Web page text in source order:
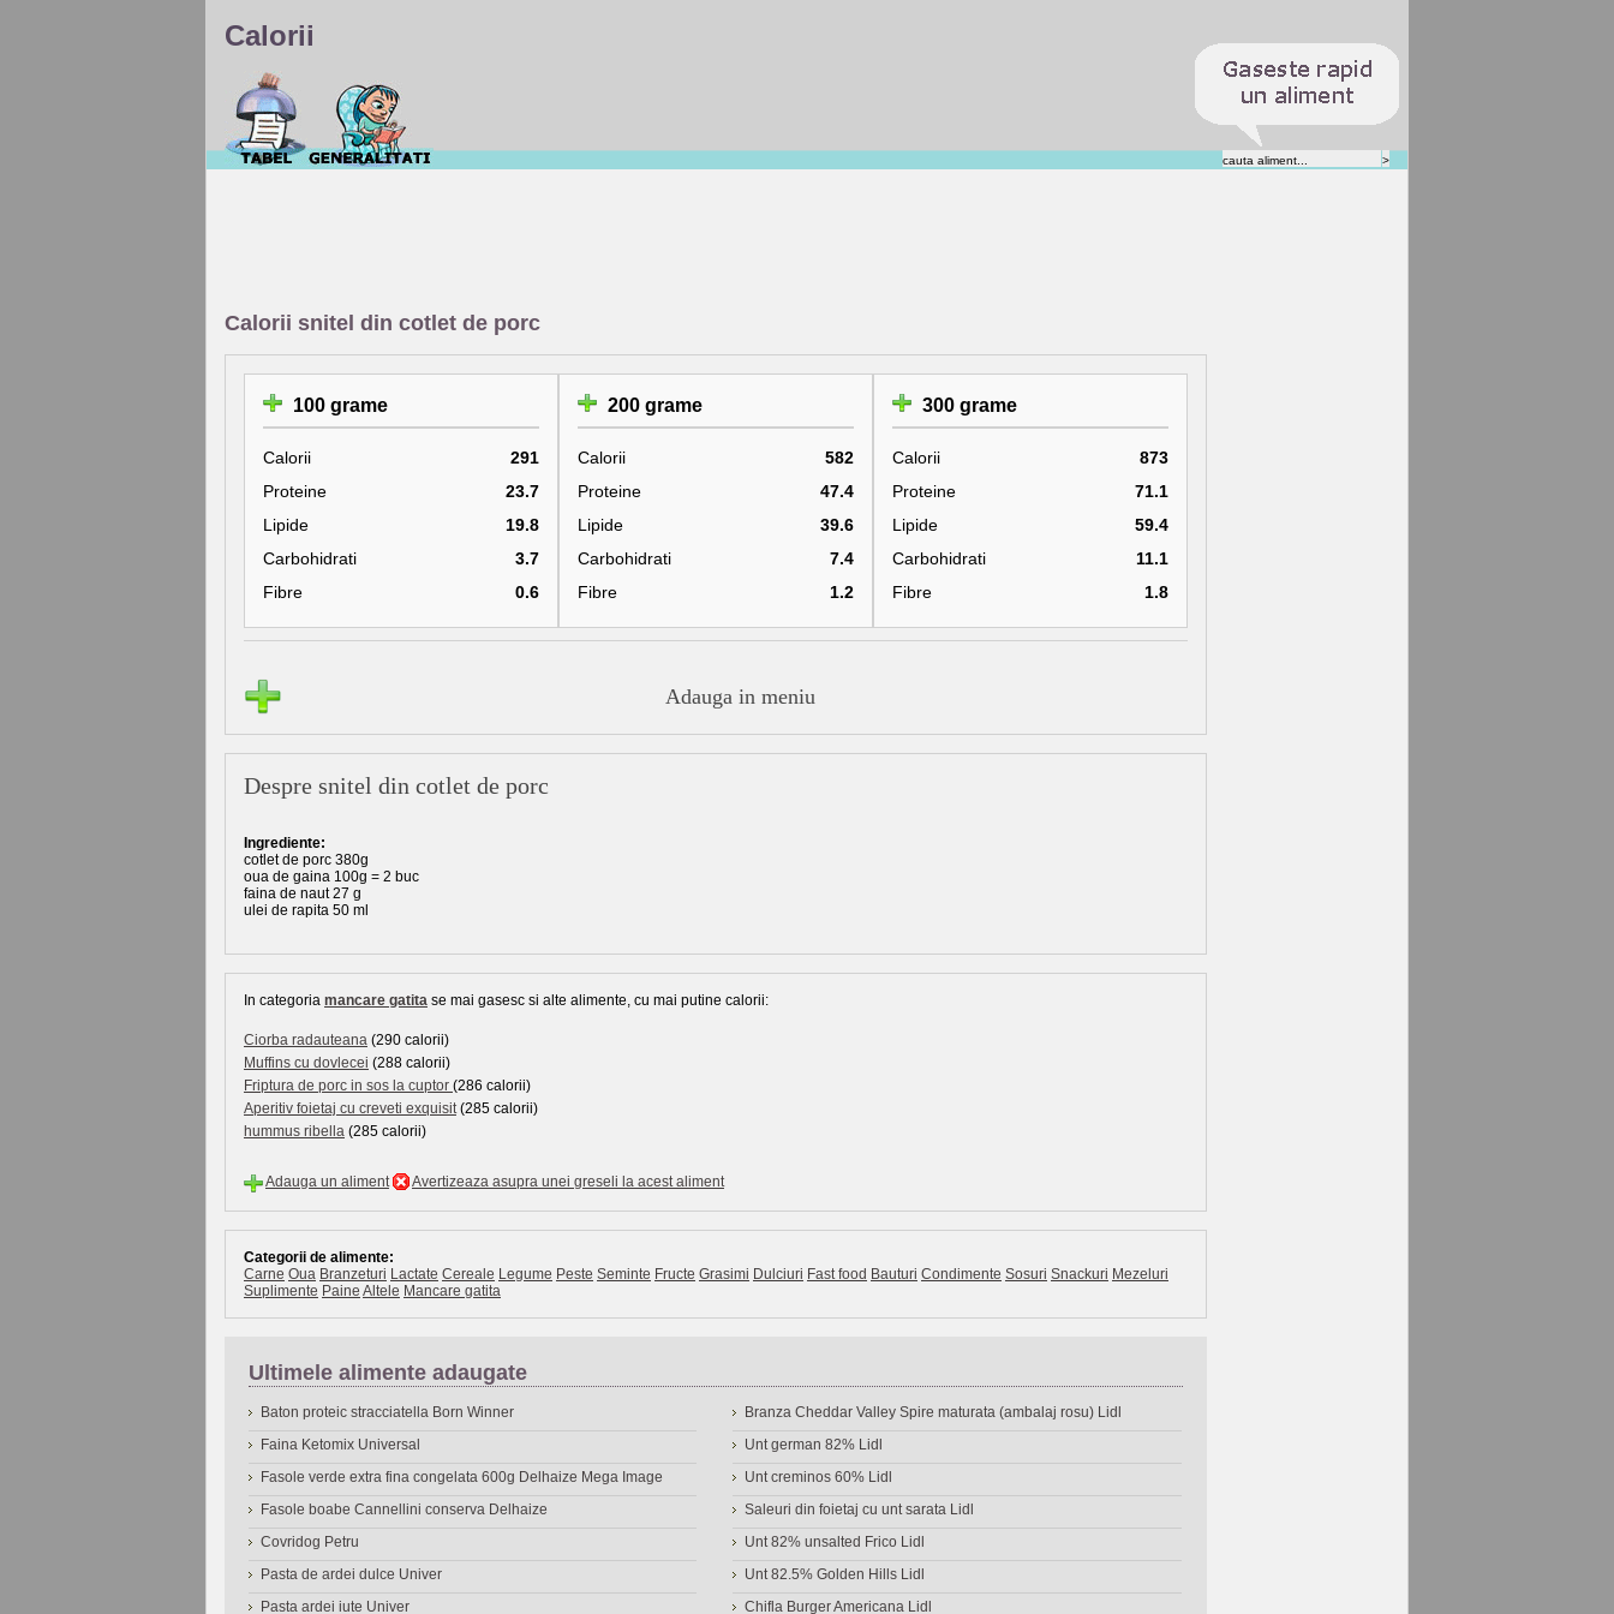
Calorii
Calorii snitel din cotlet de porc
100 grame
Calorii
291
Proteine
23.7
Lipide
19.8
Carbohidrati
3.7
Fibre
0.6
200 grame
Calorii
582
Proteine
47.4
Lipide
39.6
Carbohidrati
7.4
Fibre
1.2
300 grame
Calorii
873
Proteine
71.1
Lipide
59.4
Carbohidrati
11.1
Fibre
1.8
Adauga in meniu
Despre snitel din cotlet de porc
Ingrediente:
cotlet de porc 380g
oua de gaina 100g = 2 buc
faina de naut 27 g
ulei de rapita 50 ml
In categoria mancare gatita se mai gasesc si alte alimente, cu mai putine calorii:
Ciorba radauteana (290 calorii)
Muffins cu dovlecei (288 calorii)
Friptura de porc in sos la cuptor (286 calorii)
Aperitiv foietaj cu creveti exquisit(285 calorii)
hummus ribella (285 calorii)
Adauga un aliment Avertizeaza asupra unei greseli la acest aliment
Categorii de alimente:
Carne Oua Branzeturi Lactate Cereale Legume Peste Seminte Fructe Grasimi Dulciuri Fast food Bauturi Condimente Sosuri Snackuri Mezeluri
Suplimente Paine Altele Mancare gatita
Ultimele alimente adaugate
Baton proteic stracciatella Born Winner
Faina Ketomix Universal
Fasole verde extra fina congelata 600g Delhaize Mega Image
Fasole boabe Cannellini conserva Delhaize
Covridog Petru
Pasta de ardei dulce Univer
Pasta ardei iute Univer
Branza Cheddar Valley Spire maturata (ambalaj rosu) Lidl
Unt german 82% Lidl
Unt creminos 60% Lidl
Saleuri din foietaj cu unt sarata Lidl
Unt 82% unsalted Frico Lidl
Unt 82.5% Golden Hills Lidl
Chifla Burger Americana Lidl